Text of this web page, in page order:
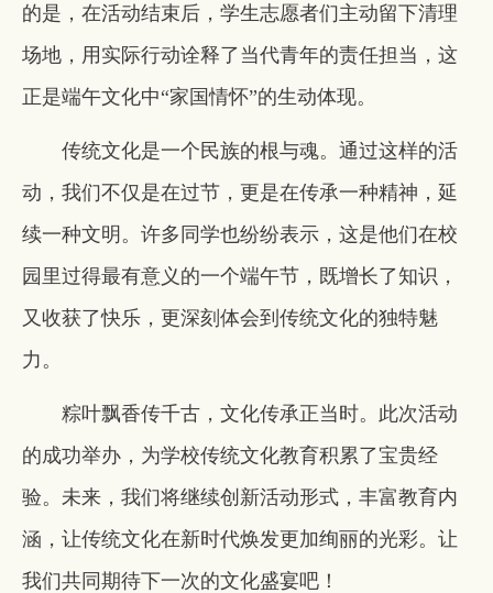
的是，在活动结束后，学生志愿者们主动留下清理
场地，用实际行动诠释了当代青年的责任担当，这
正是端午文化中“家国情怀”的生动体现。
传统文化是一个民族的根与魂。通过这样的活
动，我们不仅是在过节，更是在传承一种精神，延
续一种文明。许多同学也纷纷表示，这是他们在校
园里过得最有意义的一个端午节，既增长了知识，
又收获了快乐，更深刻体会到传统文化的独特魅
力。
粽叶飘香传千古，文化传承正当时。此次活动
的成功举办，为学校传统文化教育积累了宝贵经
验。未来，我们将继续创新活动形式，丰富教育内
涵，让传统文化在新时代焕发更加绚丽的光彩。让
我们共同期待下一次的文化盛宴吧！